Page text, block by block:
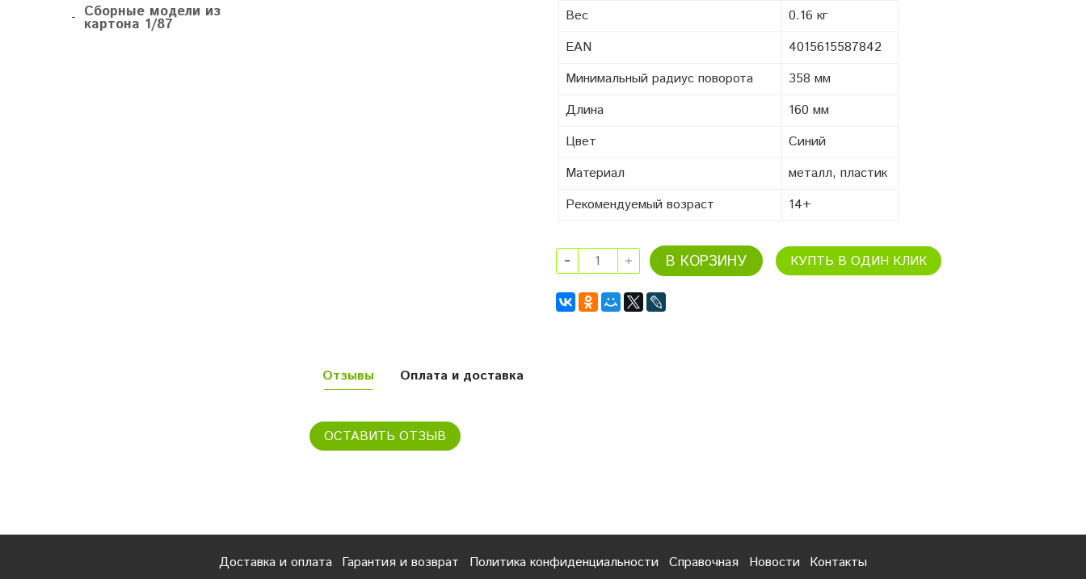
Вес
0.16 кг
EAN
4015615587842
Минимальный радиус поворота
358 мм
Длина
160 мм
Цвет
Синий
Материал
металл, пластик
Рекомендуемый возраст
14+
В КОРЗИНУ КУПТЬ В ОДИН КЛИК
Отзывы
ОСТАВИТЬ ОТЗЫВ
Оплата и доставка
- Сборные модели из
картона 1/87
Доставка и оплата Гарантия и возврат Политика конфиденциальности Справочная Новости Контакты